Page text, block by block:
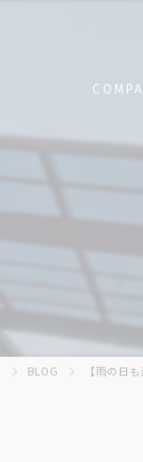
BLOG 【雨の日も